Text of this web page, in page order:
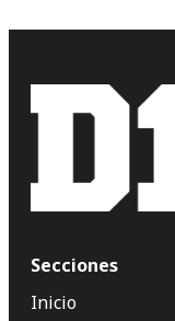
Secciones
Inicio